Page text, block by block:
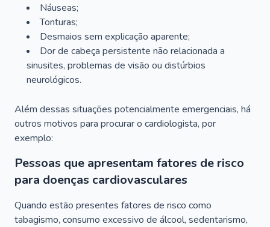
Náuseas;
Tonturas;
Desmaios sem explicação aparente;
Dor de cabeça persistente não relacionada a
sinusites, problemas de visão ou distúrbios
neurológicos.
Além dessas situações potencialmente emergenciais, há
outros motivos para procurar o cardiologista, por
exemplo:
Pessoas que apresentam fatores de risco
para doenças cardiovasculares
Quando estão presentes fatores de risco como
tabagismo, consumo excessivo de álcool, sedentarismo,